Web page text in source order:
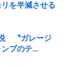
を半減させる
悦 〝ガレージ
プのテ...